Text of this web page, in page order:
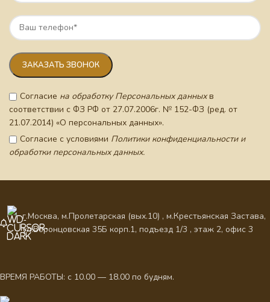
Согласие на обработку Персональных данныхв
соответствии с ФЗ РФ от 27.07.2006г. № 152-ФЗ (ред. от
21.07.2014) «О персональных данных».
Согласие с условиями Политики конфиденциальности и
обработки персональных данных.
г.Москва, м.Пролетарская (вых.10) , м.Крестьянская Застава,
ул.Воронцовская 35Б корп.1, подъезд 1/3 , этаж 2, офис 3
ВРЕМЯ РАБОТЫ: с 10.00 — 18.00 по будням.